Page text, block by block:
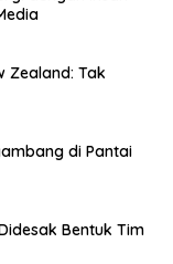
Zealand: Tak
di Pantai
Bentuk Tim